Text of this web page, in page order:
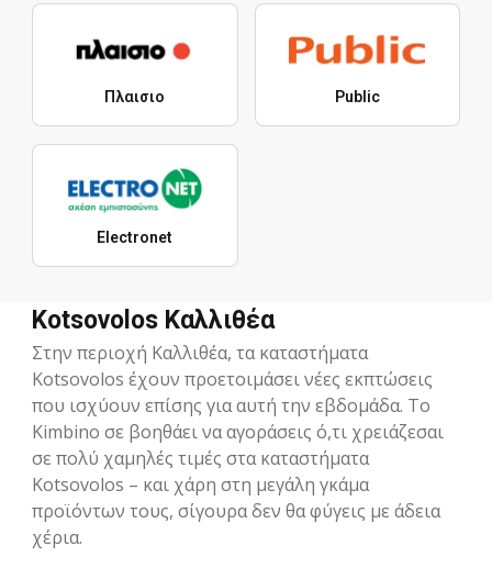
Πλαισιο Public
Electronet
Kotsovolos Καλλιθέα
Στην περιοχή Καλλιθέα, τα καταστήματα
Kotsovolos έχουν προετοιμάσει νέες εκπτώσεις
που ισχύουν επίσης για αυτή την εβδομάδα. Το
Kimbino σε βοηθάει να αγοράσεις ό,τι χρειάζεσαι
σε πολύ χαμηλές τιμές στα καταστήματα
Kotsovolos – και χάρη στη μεγάλη γκάμα
προϊόντων τους, σίγουρα δεν θα φύγεις με άδεια
χέρια.